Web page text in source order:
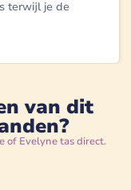
terwijl je de
van dit
of Evelyne tas direct.